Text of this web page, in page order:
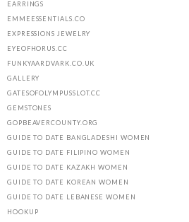
EARRINGS
EMMEESSENTIALS.CO
EXPRESSIONS JEWELRY
EYEOFHORUS.CC
FUNKYAARDVARK.CO.UK
GALLERY
GATESOFOLYMPUSSLOT.CC
GEMSTONES
GOPBEAVERCOUNTY.ORG
GUIDE TO DATE BANGLADESHI WOMEN
GUIDE TO DATE FILIPINO WOMEN
GUIDE TO DATE KAZAKH WOMEN
GUIDE TO DATE KOREAN WOMEN
GUIDE TO DATE LEBANESE WOMEN
HOOKUP